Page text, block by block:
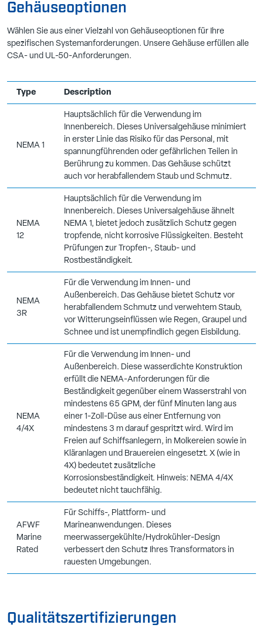
Gehäuseoptionen
Wählen Sie aus einer Vielzahl von Gehäuseoptionen für Ihre
spezifischen Systemanforderungen. Unsere Gehäuse erfüllen alle
CSA- und UL-50-Anforderungen.
Type Description
NEMA 1
Hauptsächlich für die Verwendung im
Innenbereich. Dieses Universalgehäuse minimiert
in erster Linie das Risiko für das Personal, mit
spannungführenden oder gefährlichen Teilen in
Berührung zu kommen. Das Gehäuse schützt
auch vor herabfallendem Staub und Schmutz.
NEMA
12
Hauptsächlich für die Verwendung im
Innenbereich. Dieses Universalgehäuse ähnelt
NEMA 1, bietet jedoch zusätzlich Schutz gegen
tropfende, nicht korrosive Flüssigkeiten. Besteht
Prüfungen zur Tropfen-, Staub- und
Rostbeständigkeit.
NEMA
3R
Für die Verwendung im Innen- und
Außenbereich. Das Gehäuse bietet Schutz vor
herabfallendem Schmutz und verwehtem Staub,
vor Witterungseinflüssen wie Regen, Graupel und
Schnee und ist unempfindlich gegen Eisbildung.
NEMA
4/4X
Für die Verwendung im Innen- und
Außenbereich. Diese wasserdichte Konstruktion
erfüllt die NEMA-Anforderungen für die
Beständigkeit gegenüber einem Wasserstrahl von
mindestens 65 GPM, der fünf Minuten lang aus
einer 1-Zoll-Düse aus einer Entfernung von
mindestens 3 m darauf gespritzt wird. Wird im
Freien auf Schiffsanlegern, in Molkereien sowie in
Kläranlagen und Brauereien eingesetzt. X (wie in
4X) bedeutet zusätzliche
Korrosionsbeständigkeit. Hinweis: NEMA 4/4X
bedeutet nicht tauchfähig.
AFWF
Marine
Rated
Für Schiffs-, Plattform- und
Marineanwendungen. Dieses
meerwassergekühlte/Hydrokühler-Design
verbessert den Schutz Ihres Transformators in
rauesten Umgebungen.
Qualitätszertifizierungen